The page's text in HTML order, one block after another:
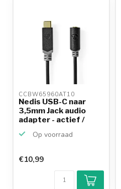
CCBW65960AT10
Nedis USB-C naar
3,5mm Jack audio
adapter - actief /
Op voorraad
€10,99